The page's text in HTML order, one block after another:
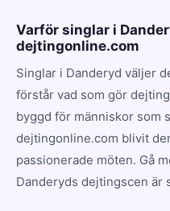
Varför singlar i
dejtingonline.com
Singlar i Danderyd väljer
förstår vad som gör
byggd för människor som
dejtingonline.com blivit
passionerade möten. Gå
Danderyds dejtingscen är